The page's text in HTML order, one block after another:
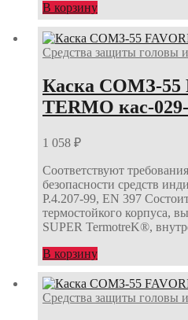
В корзину
Средства защиты головы
Каска СОМЗ-55
TERMO кас-
1 058 ₽
Соответствуют
безопасности средств
Р.4.207-99, ЕN 397
термостойкого корпуса,
SUPER TermotreK®,
В корзину
Средства защиты головы